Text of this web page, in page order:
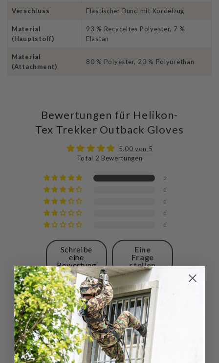
Verschluss Elastischer Bund mit Kordelzug
Material
(Hauptstoff)
93 % Recyceltes Polyester, 7 %
Elastan
Material
(Attachment)
80 % Polyester, 20 % Polyurethan
Bewertungen für Helikon-
Tex Trekker Outback Gloves
5.00 von 5
Total 2 Bewertungen
2
0
0
0
0
Schreibe
eine
Bewertung
Eine
Frage
stellen
Sort by
Florian
Helikon-Tex Trekker Outback Gloves